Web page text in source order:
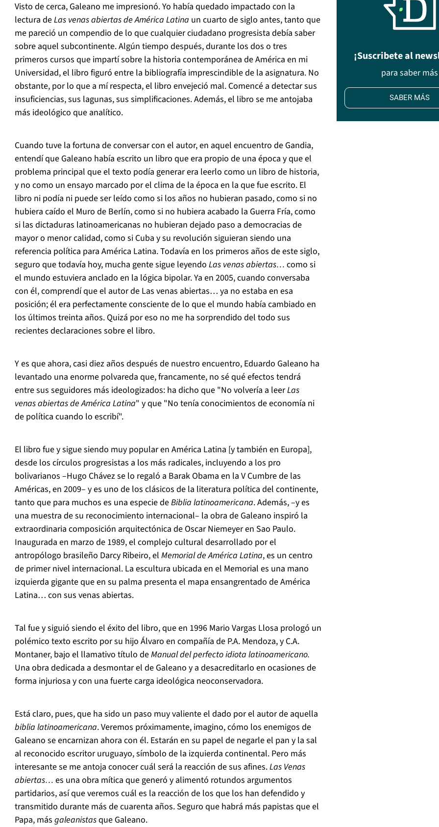
Visto de cerca, Galeano me impresionó. Yo había quedado impactado con la
lectura deLas venas abiertas de América Latina un cuarto de siglo antes, tanto que
me pareció un compendio de lo que cualquier ciudadano progresista debía saber
sobre aquel subcontinente. Algún tiempo después, durante los dos o tres
primeros cursos que impartí sobre la historia contemporánea de América en mi
Universidad, el libro figuró entre la bibliografía imprescindible de la asignatura. No
obstante, por lo que a mí respecta, el libro envejeció mal. Comencé a detectar sus
insuficiencias, sus lagunas, sus simplificaciones. Además, el libro se me antojaba
más ideológico que analítico.
Cuando tuve la fortuna de conversar con el autor, en aquel encuentro de Gandia,
entendí que Galeano había escrito un libro que era propio de una época y que el
problema principal que el texto podía generar era leerlo como un libro de historia,
y no como un ensayo marcado por el clima de la época en la que fue escrito. El
libro ni podía ni puede ser leído como si los años no hubieran pasado, como si no
hubiera caído el Muro de Berlín, como si no hubiera acabado la Guerra Fría, como
si las dictaduras latinoamericanas no hubieran dejado paso a democracias de
mayor o menor calidad, como si Cuba y su revolución siguieran siendo una
referencia política para América Latina. Todavía en los primeros años de este siglo,
seguro que todavía hoy, mucha gente sigue leyendo Las venas abiertas… como si
el mundo estuviera anclado en la lógica bipolar. Ya en 2005, cuando conversaba
con él, comprendí que el autor de Las venas abiertas… ya no estaba en esa
posición; él era perfectamente consciente de lo que el mundo había cambiado en
los últimos treinta años. Quizá por eso no me ha sorprendido del todo sus
recientes declaraciones sobre el libro.
Y es que ahora, casi diez años después de nuestro encuentro, Eduardo Galeano ha
levantado una enorme polvareda que, francamente, no sé qué efectos tendrá
entre sus seguidores más ideologizados: ha dicho que "No volvería a leerLas
venas abiertas de América Latina" y que "No tenía conocimientos de economía ni
de política cuando lo escribí".
El libro fue y sigue siendo muy popular en América Latina [y también en Europa],
desde los círculos progresistas a los más radicales, incluyendo a los pro
bolivarianos –Hugo Chávez se lo regaló a Barak Obama en la V Cumbre de las
Américas, en 2009– y es uno de los clásicos de la literatura política del continente,
tanto que para muchos es una especie deBiblia latinoamericana. Además, –y es
una muestra de su reconocimiento internacional– la obra de Galeano inspiró la
extraordinaria composición arquitectónica de Oscar Niemeyer en Sao Paulo.
Inaugurada en marzo de 1989, el complejo cultural desarrollado por el
antropólogo brasileño Darcy Ribeiro, el Memorial de América Latina, es un centro
de primer nivel internacional. La escultura ubicada en el Memorial es una mano
izquierda gigante que en su palma presenta el mapa ensangrentado de América
Latina… con sus venas abiertas.
Tal fue y siguió siendo el éxito del libro, que en 1996 Mario Vargas Llosa prologó un
polémico texto escrito por su hijo Álvaro en compañía de P.A. Mendoza, y C.A.
Montaner, bajo el llamativo título deManual del perfecto idiota latinoamericano.
Una obra dedicada a desmontar el de Galeano y a desacreditarlo en ocasiones de
forma injuriosa y con una fuerte carga ideológica neoconservadora.
Está claro, pues, que ha sido un paso muy valiente el dado por el autor de aquella
biblia latinoamericana. Veremos próximamente, imagino, cómo los enemigos de
Galeano se encarnizan ahora con él. Estarán en su papel de negarle el pan y la sal
al reconocido escritor uruguayo, símbolo de la izquierda continental. Pero más
interesante se me antoja conocer cuál será la reacción de sus afines.Las Venas
abiertas… es una obra mítica que generó y alimentó rotundos argumentos
partidarios, así que veremos cuál es la reacción de los que los han defendido y
transmitido durante más de cuarenta años. Seguro que habrá más papistas que el
Papa, más galeanistasque Galeano.
¡Suscribete al
para saber más
SABER MÁS